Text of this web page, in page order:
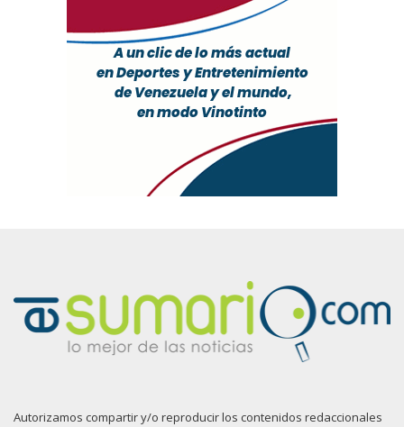
Autorizamos compartir y/o reproducir los contenidos redaccionales